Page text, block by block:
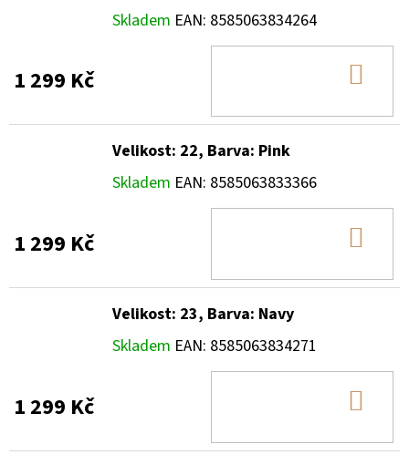
Skladem EAN: 8585063834264
1 299 Kč
Velikost: 22, Barva: Pink
Skladem EAN: 8585063833366
1 299 Kč
Velikost: 23, Barva: Navy
Skladem EAN: 8585063834271
1 299 Kč